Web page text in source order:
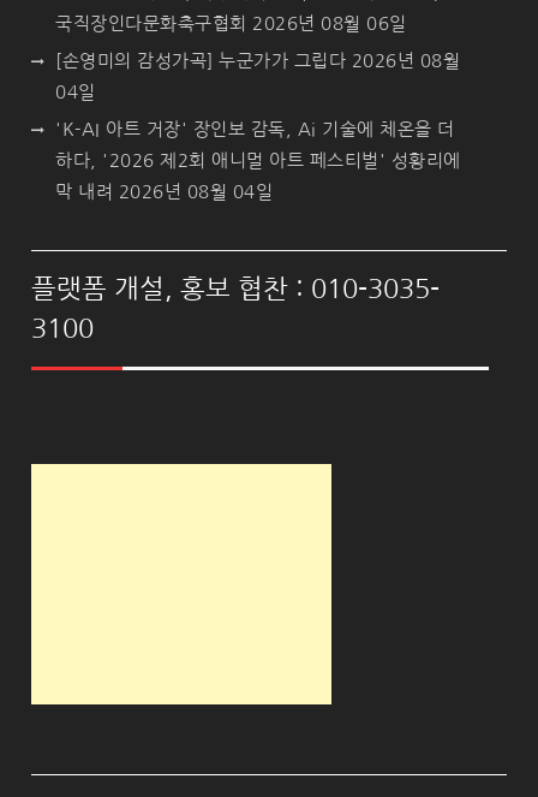
국직장인다문화축구협회 2026년 08월 06일
[손영미의 감성가곡] 누군가가 그립다 2026년 08월
04일
'K-AI 아트 거장' 장인보 감독, Ai 기술에 체온을 더
하다, '2026 제2회 애니멀 아트 페스티벌' 성황리에
막 내려 2026년 08월 04일
플랫폼 개설, 홍보 협찬 : 010-3035-
3100